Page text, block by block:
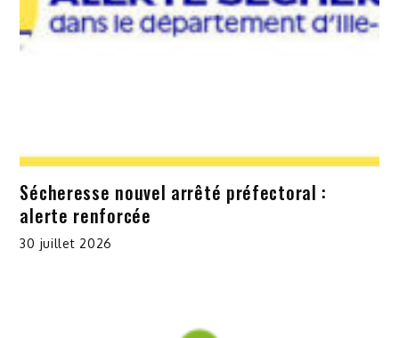
Sécheresse nouvel arrêté préfectoral :
alerte renforcée
30 juillet 2026